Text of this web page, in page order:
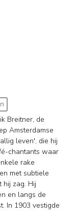
Breitner, de
Amsterdamse
leven', die hij
chantants waar
rake
met subtiele
zag. Hij
en langs de
In 1903 vestigde